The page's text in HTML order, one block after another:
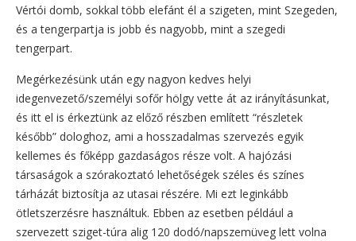
Vértói domb, sokkal több elefánt él a szigeten, mint Szegeden,
és a tengerpartja is jobb és nagyobb, mint a szegedi
tengerpart.
Megérkezésünk után egy nagyon kedves helyi
idegenvezető/személyi sofőr hölgy vette át az irányításunkat,
és itt el is érkeztünk az előző részben említett “részletek
később” dologhoz, ami a hosszadalmas szervezés egyik
kellemes és főképp gazdaságos része volt. A hajózási
társaságok a szórakoztató lehetőségek széles és színes
tárházát biztosítja az utasai részére. Mi ezt leginkább
ötletszerzésre használtuk. Ebben az esetben például a
szervezett sziget-túra alig 120 dodó/napszemüveg lett volna